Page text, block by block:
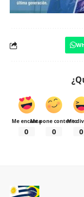
Me encanta
0
Me pone contento
0
Me
0